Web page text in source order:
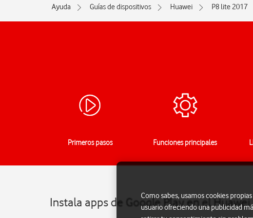
Ayuda Guías de dispositivos Huawei P8 lite 2017
Primeros pasos Funciones principales
Instala apps de Google Play en el
Como sabes, usamos cookies
usuario ofreciendo una publicidad